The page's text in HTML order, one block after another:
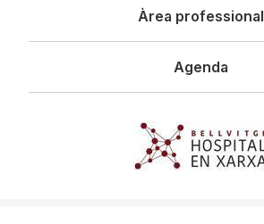
Àrea professional
Agenda